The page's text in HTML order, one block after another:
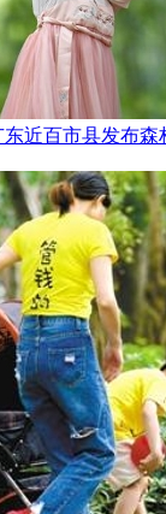
近百市县发布森